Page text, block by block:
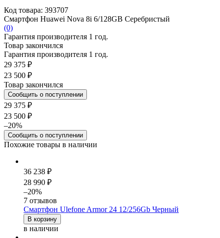
Код товара: 393707
Смартфон Huawei Nova 8i 6/128GB Серебристый
(0)
Гарантия производителя 1 год.
Товар закончился
Гарантия производителя 1 год.
29 375 ₽
23 500 ₽
Товар закончился
Сообщить о поступлении
29 375 ₽
23 500 ₽
–20%
Сообщить о поступлении
Похожие товары в наличии
36 238 ₽
28 990 ₽
–20%
7 отзывов
Смартфон Ulefone Armor 24 12/256Gb Черный
В корзину
в наличии